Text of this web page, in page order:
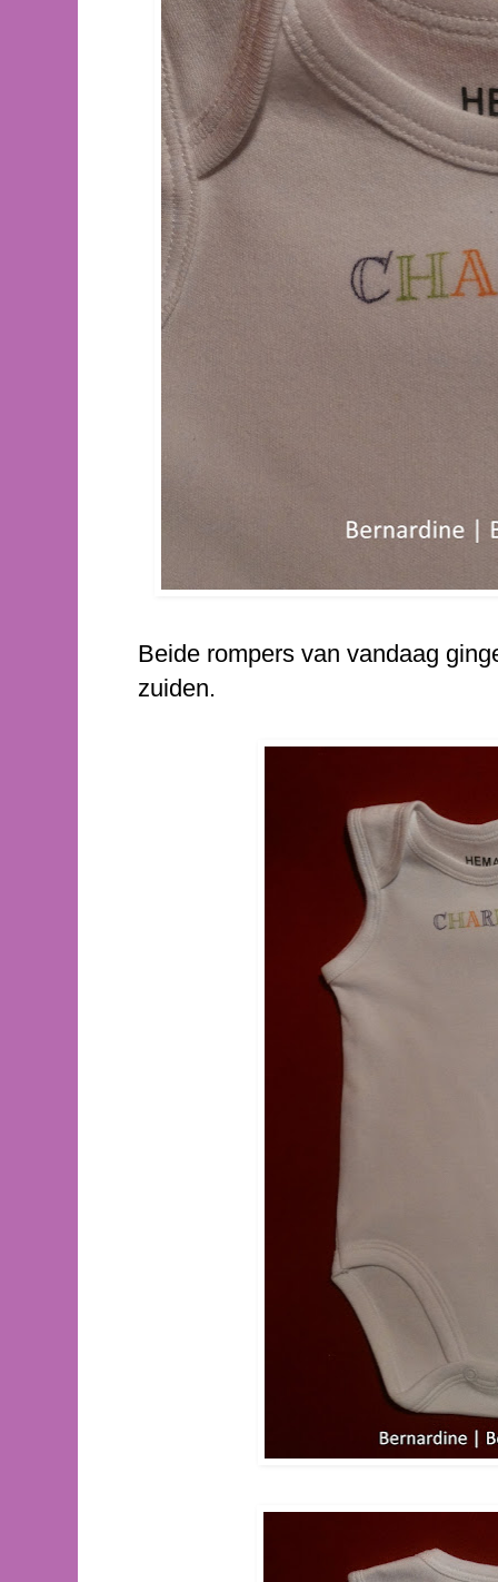
Beide rompers van vandaag
zuiden.